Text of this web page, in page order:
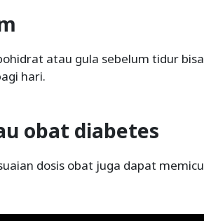
atau gula sebelum tidur bisa
hari.
obat diabetes
dosis obat juga dapat memicu